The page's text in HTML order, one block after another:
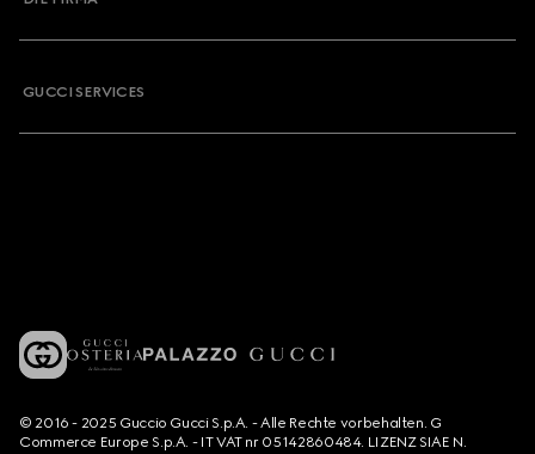
GUCCI SERVICES
© 2016 - 2025 Guccio Gucci S.p.A. - Alle Rechte vorbehalten. G
Commerce Europe S.p.A. - IT VAT nr 05142860484. LIZENZ SIAE N.